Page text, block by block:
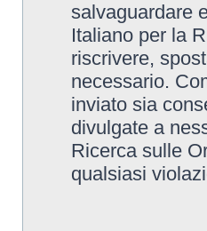
salvaguardare
Italiano per la
riscrivere,
necessario.
inviato sia
divulgate a
Ricerca sulle
qualsiasi